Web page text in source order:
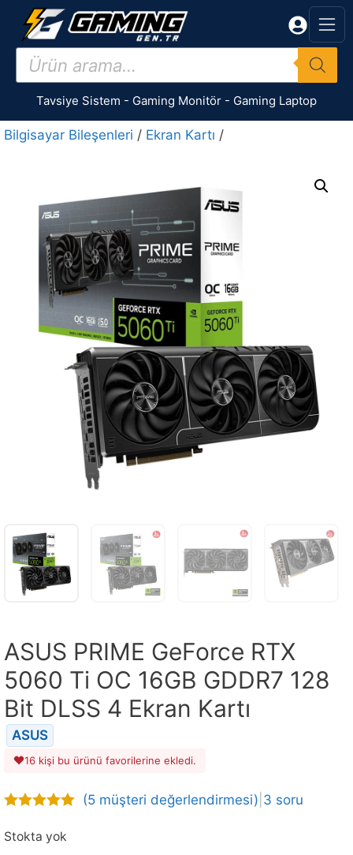
İçeriğe
Products
search
Tavsiye Sistem - Gaming Monitör - Gaming Laptop
Bilgisayar Bileşenleri / Ekran Kartı /
ASUS PRIME GeForce RTX
5060 Ti OC 16GB GDDR7 128
Bit DLSS 4 Ekran Kartı
ASUS
16 kişi bu ürünü favorilerine ekledi.
5
(5 müşteri değerlendirmesi) 3 soru
Stokta yok